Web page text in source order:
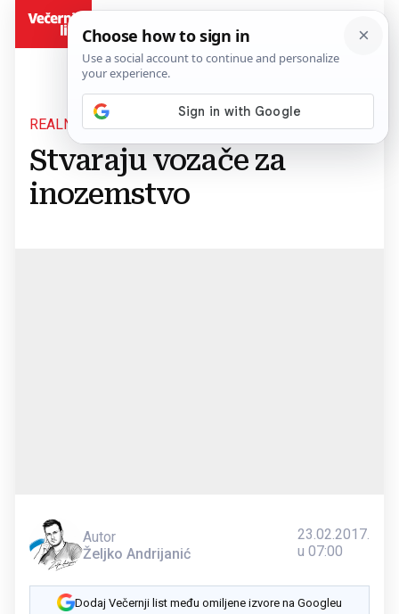
REALNOST BH. TVRTKI
Stvaraju vozače za
inozemstvo
Autor
Željko Andrijanić
23.02.2017.
u 07:00
Dodaj Večernji list među omiljene izvore na Googleu